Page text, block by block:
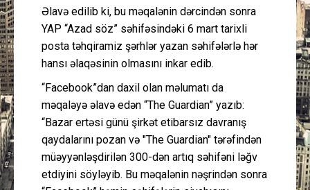
Əlavə edilib ki, bu məqalənin dərcindən sonra
YAP “Azad söz” səhifəsindəki 6 mart tarixli
posta təhqiramiz şərhlər yazan səhifələrlə hər
hansı əlaqəsinin olmasını inkar edib.
“Facebook”dan daxil olan məlumatı da
məqaləyə əlavə edən “The Guardian” yazıb:
“Bazar ertəsi günü şirkət etibarsız davranış
qaydalarını pozan və "The Guardian" tərəfindən
müəyyənləşdirilən 300-dən artıq səhifəni ləğv
etdiyini söyləyib. Bu məqalənin nəşrindən sonra